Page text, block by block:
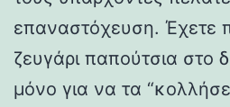
επαναστόχευση. Έχετε
ζευγάρι παπούτσια στο
μόνο για να τα